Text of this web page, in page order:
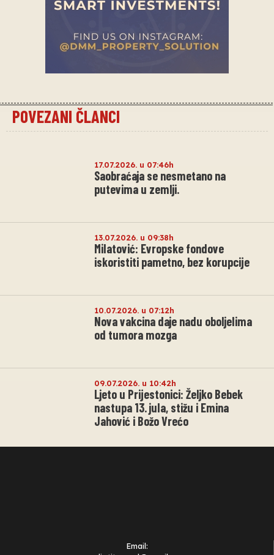
POVEZANI ČLANCI
17.07.2026. u 07:46h
Saobraćaja se nesmetano na
putevima u zemlji.
13.07.2026. u 09:38h
Milatović: Evropske fondove
iskoristiti pametno, bez korupcije
10.07.2026. u 07:12h
Nova vakcina daje nadu oboljelima
od tumora mozga
09.07.2026. u 10:42h
Ljeto u Prijestonici: Željko Bebek
nastupa 13. jula, stižu i Emina
Jahović i Božo Vrećo
Email: